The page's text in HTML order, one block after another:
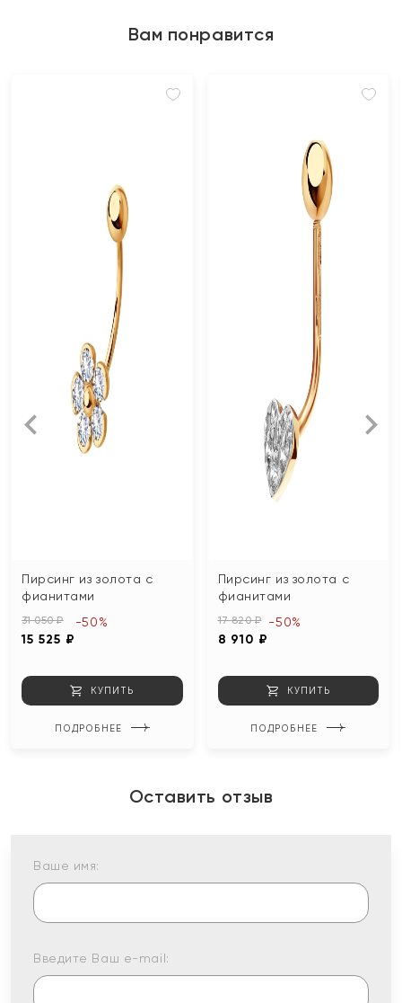
Вам понравится
Пирсинг из золота с
фианитами
31 050 ₽
15 525 ₽
-50%
КУПИТЬ
ПОДРОБНЕЕ
Пирсинг из золота с
фианитами
17 820 ₽
8 910 ₽
-50%
КУПИТЬ
ПОДРОБНЕЕ
Оставить отзыв
Ваше имя:
Введите Ваш e-mail: